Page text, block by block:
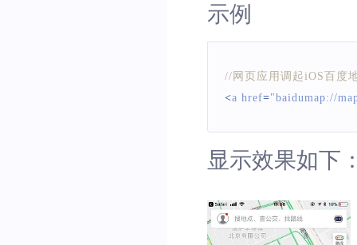
示例
//网页应用调起iOS百度
<a href="baidumap://
显示效果如下